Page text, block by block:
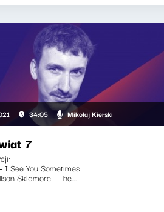
34:05 Mikołaj Kierski
7
I See You Sometimes
Skidmore - The...